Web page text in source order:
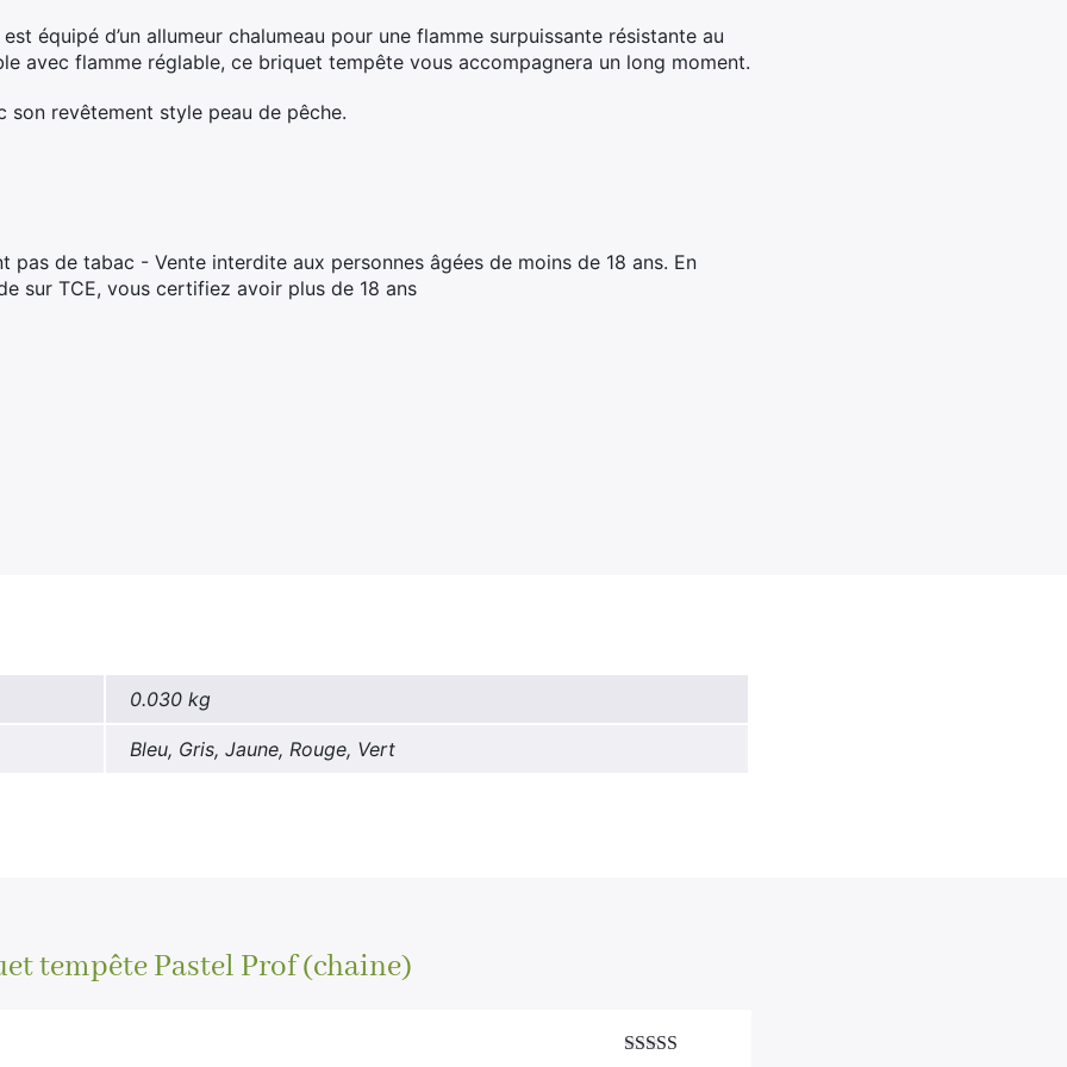
équipé d’un allumeur chalumeau pour une flamme surpuissante résistante au
avec flamme réglable, ce briquet tempête vous accompagnera un long moment.
son revêtement style peau de pêche.
de tabac - Vente interdite aux personnes âgées de moins de 18 ans. En
sur TCE, vous certifiez avoir plus de 18 ans
0.030 kg
Bleu, Gris, Jaune, Rouge, Vert
tempête Pastel Prof (chaine)